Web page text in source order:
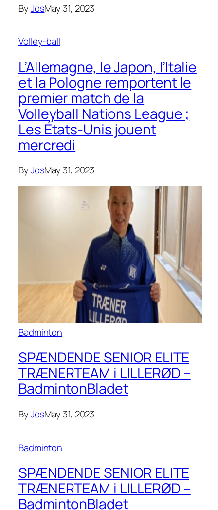
ByJosMay 31, 2023
Volley-ball
L’Allemagne, le Japon, l’Italie
et la Pologne remportent le
premier match de la
Volleyball Nations League ;
Les États-Unis jouent
mercredi
ByJosMay 31, 2023
Badminton
SPÆNDENDE SENIOR ELITE
TRÆNERTEAM i LILLERØD –
BadmintonBladet
ByJosMay 31, 2023
Badminton
SPÆNDENDE SENIOR ELITE
TRÆNERTEAM i LILLERØD –
BadmintonBladet